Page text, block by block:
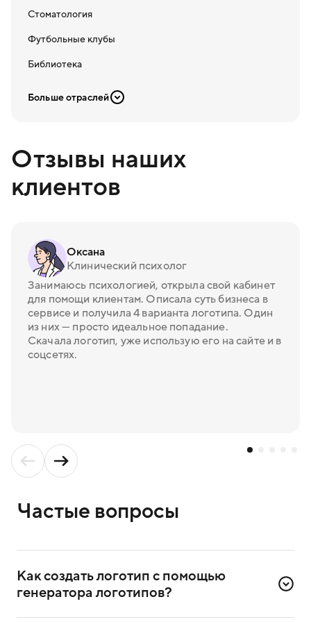
Стоматология
Футбольные клубы
Библиотека
Больше отраслей
Отзывы наших
клиентов
Оксана
Клинический психолог
Занимаюсь психологией, открыла свой кабинет
для помощи клиентам. Описала суть бизнеса в
сервисе и получила 4 варианта логотипа. Один
из них — просто идеальное попадание.
Скачала логотип, уже использую его на сайте и в
соцсетях.
Частые вопросы
Как создать логотип с помощью
генератора логотипов?